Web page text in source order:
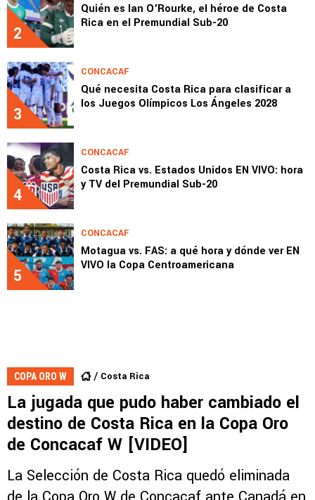
2
Quién es Ian O’Rourke, el héroe de Costa
Rica en el Premundial Sub-20
3
CONCACAF
Qué necesita Costa Rica para clasificar a
los Juegos Olímpicos Los Ángeles 2028
4
CONCACAF
Costa Rica vs. Estados Unidos EN VIVO: hora
y TV del Premundial Sub-20
5
CONCACAF
Motagua vs. FAS: a qué hora y dónde ver EN
VIVO la Copa Centroamericana
COPA ORO W Costa Rica
La jugada que pudo haber cambiado el
destino de Costa Rica en la Copa Oro
de Concacaf W [VIDEO]
La Selección de Costa Rica quedó eliminada